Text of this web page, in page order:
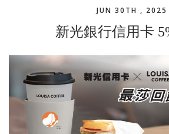
JUN 30TH , 2025
新光銀行信用卡